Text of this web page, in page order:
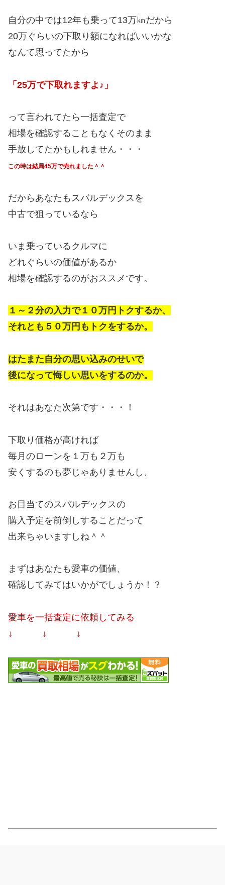
自分の中では12年も乗って13万㎞だから
20万ぐらいの下取り額になればいいかな
なんて思ってたから
「25万で下取れますよ♪」
って言われてたら一括査定で
相場を確認することもなくそのまま
手放してたかもしれません・・・
この時は結局45万で売れました＾＾
だからあなたもスバルデックスを
中古で狙っているなら
いま乗っているクルマに
どれぐらいの価値があるか
相場を確認するのがおススメです。
１～２分の入力で１０万円トクするか、
それとも５０万円もトクをするか。
はたまた自分の思い込みのせいで
後になって悔しい思いをするのか。
それはあなた次第です・・・！
下取り価格が高ければ
毎月のローンを１万も２万も
安くするのも夢じゃありませんし、
お目当てのスバルデックスの
購入予定を前倒しすることだって
出来ちゃいますしね＾＾
まずはあなたも愛車の価値、
確認してみてはいかがでしょうか！？
愛車を一括査定に依頼してみる
↓ ↓ ↓